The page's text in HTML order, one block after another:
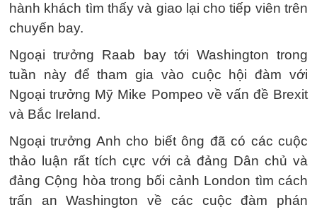
hành khách tìm thấy và giao lại cho tiếp viên trên
chuyến bay.
Ngoại trưởng Raab bay tới Washington trong
tuần này để tham gia vào cuộc hội đàm với
Ngoại trưởng Mỹ Mike Pompeo về vấn đề Brexit
và Bắc Ireland.
Ngoại trưởng Anh cho biết ông đã có các cuộc
thảo luận rất tích cực với cả đảng Dân chủ và
đảng Cộng hòa trong bối cảnh London tìm cách
trấn an Washington về các cuộc đàm phán